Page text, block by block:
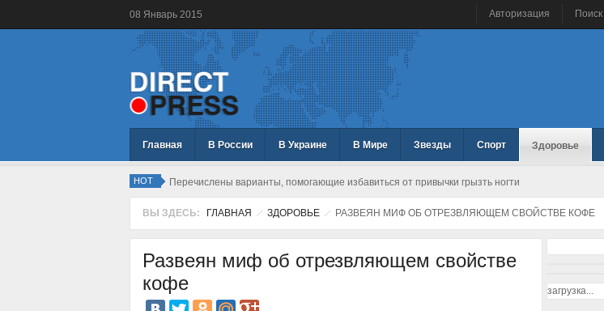
08 Январь 2015 Авторизация Поиск
Главная В России В Украине В Мире Звезды Спорт Здоровье
HOT Перечислены варианты, помогающие избавиться от привычки грызть ногти
ВЫ ЗДЕСЬ: ГЛАВНАЯ ЗДОРОВЬЕ РАЗВЕЯН МИФ ОБ ОТРЕЗВЛЯЮЩЕМ СВОЙСТВЕ КОФЕ
Развеян миф об отрезвляющем свойстве
кофе
загрузка...